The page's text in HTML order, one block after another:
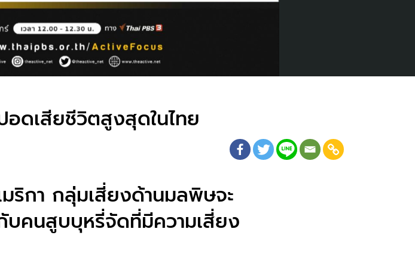
ดเสียชีวิตสูงสุดในไทย
ริกา กลุ่มเสี่ยงด้านมลพิษจะ
บคนสูบบุหรี่จัดที่มีความเสี่ยง